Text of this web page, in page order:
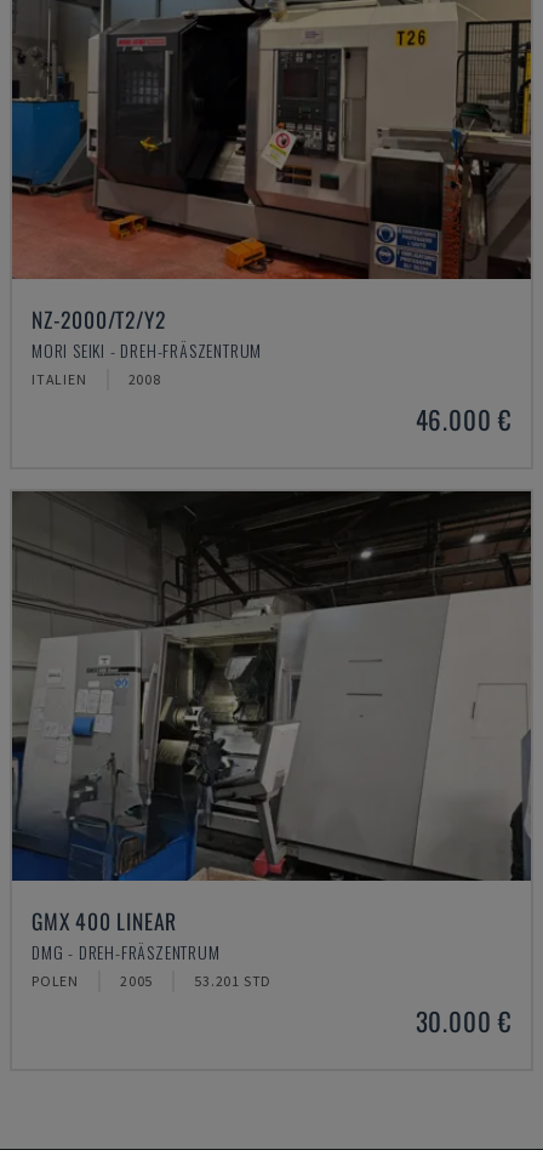
NZ-2000/T2/Y2
MORI SEIKI - DREH-FRÄSZENTRUM
ITALIEN 2008
46.000 €
GMX 400 LINEAR
DMG - DREH-FRÄSZENTRUM
POLEN 2005 53.201 STD
30.000 €